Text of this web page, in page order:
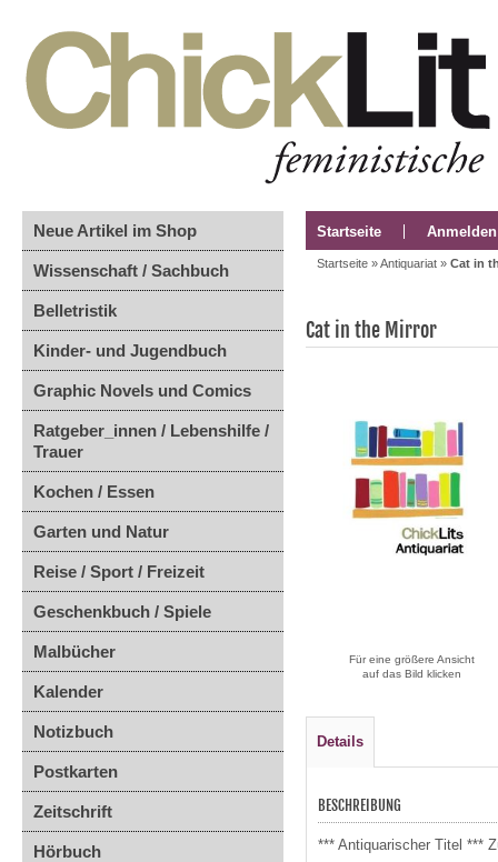
Neue Artikel im Shop
Wissenschaft / Sachbuch
Belletristik
Kinder- und Jugendbuch
Graphic Novels und Comics
Ratgeber_innen / Lebenshilfe /
Trauer
Kochen / Essen
Garten und Natur
Reise / Sport / Freizeit
Geschenkbuch / Spiele
Malbücher
Kalender
Notizbuch
Postkarten
Zeitschrift
Hörbuch
Startseite Anmelden
Startseite »Antiquariat » Cat in
Cat in the Mirror
Für eine größere Ansicht
auf das Bild klicken
Details
BESCHREIBUNG
*** Antiquarischer Titel ***